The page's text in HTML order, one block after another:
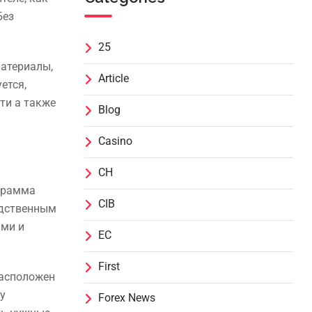
а также
и
25
Article
Blog
Casino
CH
CIB
EC
First
Forex News